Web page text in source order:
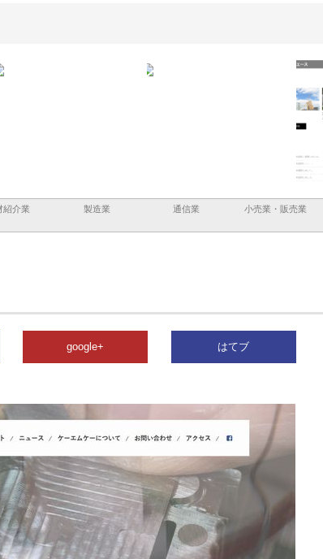
み
紹介業 製造業 通信業 小売業・販売業
google+ はてブ